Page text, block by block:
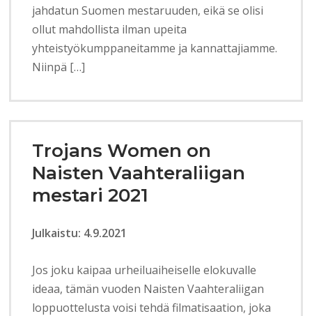
jahdatun Suomen mestaruuden, eikä se olisi
ollut mahdollista ilman upeita
yhteistyökumppaneitamme ja kannattajiamme.
Niinpä […]
Trojans Women on
Naisten Vaahteraliigan
mestari 2021
Julkaistu: 4.9.2021
Jos joku kaipaa urheiluaiheiselle elokuvalle
ideaa, tämän vuoden Naisten Vaahteraliigan
loppuottelusta voisi tehdä filmatisaation, joka